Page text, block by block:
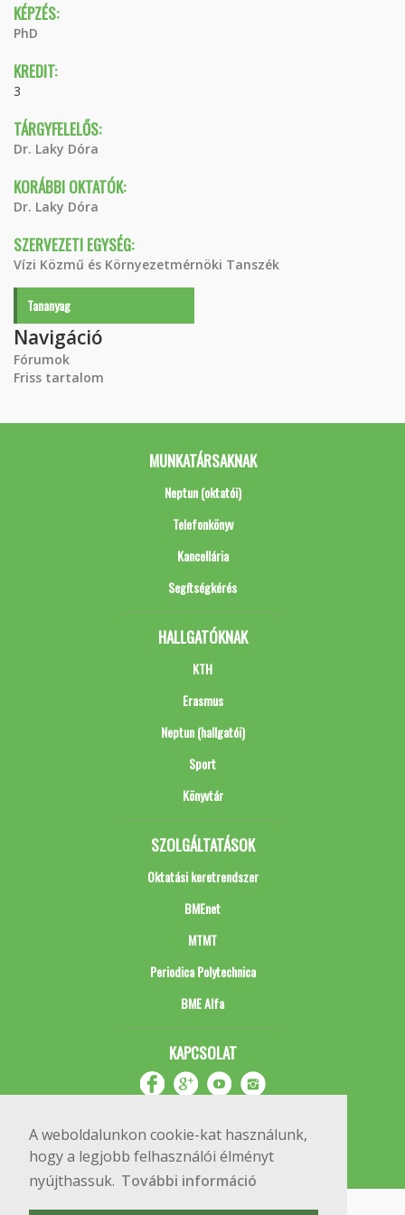
A weboldalunkon cookie-kat használunk,
hogy a legjobb felhasználói élményt
nyújthassuk. További információ
KÉPZÉS:
PhD
KREDIT:
3
TÁRGYFELELŐS:
Dr. Laky Dóra
KORÁBBI OKTATÓK:
Dr. Laky Dóra
SZERVEZETI EGYSÉG:
Vízi Közmű és Környezetmérnöki Tanszék
Tananyag
Navigáció
Fórumok
Friss tartalom
MUNKATÁRSAKNAK
Neptun (oktatói)
Telefonkönyv
Kancellária
Segítségkérés
HALLGATÓKNAK
KTH
Erasmus
Neptun (hallgatói)
Sport
Könyvtár
SZOLGÁLTATÁSOK
Oktatási keretrendszer
BMEnet
MTMT
Periodica Polytechnica
BME Alfa
KAPCSOLAT